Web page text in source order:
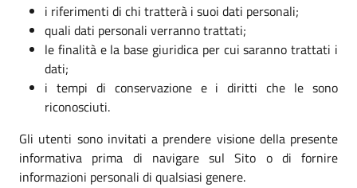
i riferimenti di chi tratterà i suoi dati personali;
quali dati personali verranno trattati;
le finalità e la base giuridica per cui saranno trattati i
dati;
i tempi di conservazione e i diritti che le sono
riconosciuti.
Gli utenti sono invitati a prendere visione della presente
informativa prima di navigare sul Sito o di fornire
informazioni personali di qualsiasi genere.